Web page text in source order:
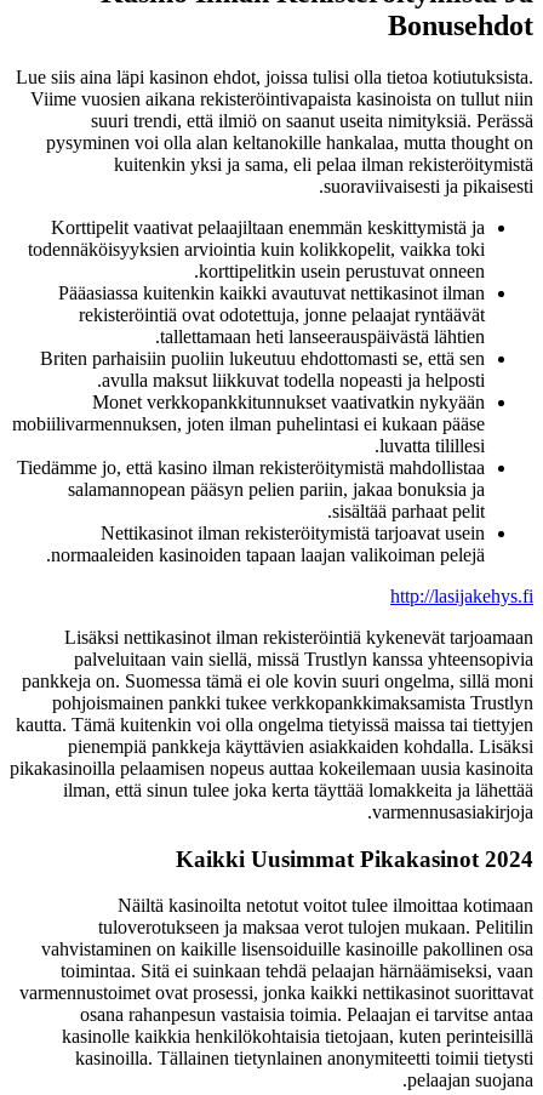
Bonusehdot
Lue siis aina läpi kasinon ehdot, joissa tulisi olla tietoa kotiutuksista.
Viime vuosien aikana rekisteröintivapaista kasinoista on tullut niin
suuri trendi, että ilmiö on saanut useita nimityksiä. Perässä
pysyminen voi olla alan keltanokille hankalaa, mutta thought on
kuitenkin yksi ja sama, eli pelaa ilman rekisteröitymistä
suoraviivaisesti ja pikaisesti.
Korttipelit vaativat pelaajiltaan enemmän keskittymistä ja
todennäköisyyksien arviointia kuin kolikkopelit, vaikka toki
korttipelitkin usein perustuvat onneen.
Pääasiassa kuitenkin kaikki avautuvat nettikasinot ilman
rekisteröintiä ovat odotettuja, jonne pelaajat ryntäävät
tallettamaan heti lanseerauspäivästä lähtien.
Briten parhaisiin puoliin lukeutuu ehdottomasti se, että sen
avulla maksut liikkuvat todella nopeasti ja helposti.
Monet verkkopankkitunnukset vaativatkin nykyään
mobiilivarmennuksen, joten ilman puhelintasi ei kukaan pääse
luvatta tilillesi.
Tiedämme jo, että kasino ilman rekisteröitymistä mahdollistaa
salamannopean pääsyn pelien pariin, jakaa bonuksia ja
sisältää parhaat pelit.
Nettikasinot ilman rekisteröitymistä tarjoavat usein
normaaleiden kasinoiden tapaan laajan valikoiman pelejä.
http://lasijakehys.fi
Lisäksi nettikasinot ilman rekisteröintiä kykenevät tarjoamaan
palveluitaan vain siellä, missä Trustlyn kanssa yhteensopivia
pankkeja on. Suomessa tämä ei ole kovin suuri ongelma, sillä moni
pohjoismainen pankki tukee verkkopankkimaksamista Trustlyn
kautta. Tämä kuitenkin voi olla ongelma tietyissä maissa tai tiettyjen
pienempiä pankkeja käyttävien asiakkaiden kohdalla. Lisäksi
pikakasinoilla pelaamisen nopeus auttaa kokeilemaan uusia kasinoita
ilman, että sinun tulee joka kerta täyttää lomakkeita ja lähettää
varmennusasiakirjoja.
Kaikki Uusimmat Pikakasinot 2024
Näiltä kasinoilta netotut voitot tulee ilmoittaa kotimaan
tuloverotukseen ja maksaa verot tulojen mukaan. Pelitilin
vahvistaminen on kaikille lisensoiduille kasinoille pakollinen osa
toimintaa. Sitä ei suinkaan tehdä pelaajan härnäämiseksi, vaan
varmennustoimet ovat prosessi, jonka kaikki nettikasinot suorittavat
osana rahanpesun vastaisia toimia. Pelaajan ei tarvitse antaa
kasinolle kaikkia henkilökohtaisia tietojaan, kuten perinteisillä
kasinoilla. Tällainen tietynlainen anonymiteetti toimii tietysti
pelaajan suojana.